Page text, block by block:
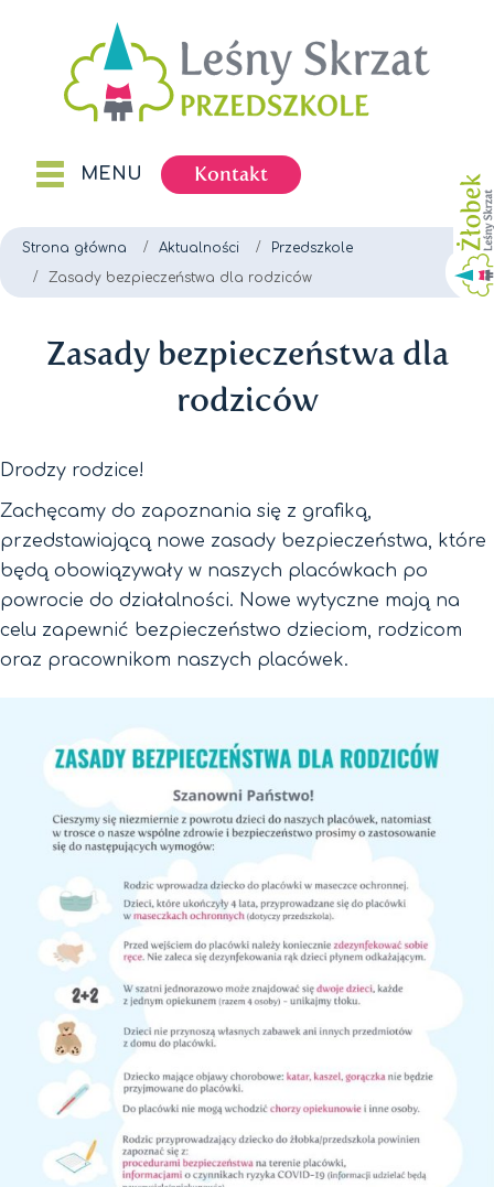
MENU Kontakt
Strona główna Aktualności
Przedszkole
Zasady bezpieczeństwa dla rodziców
Zasady bezpieczeństwa dla
rodziców
Drodzy rodzice!
Zachęcamy do zapoznania się z grafiką,
przedstawiającą nowe zasady bezpieczeństwa, które
będą obowiązywały w naszych placówkach po
powrocie do działalności. Nowe wytyczne mają na
celu zapewnić bezpieczeństwo dzieciom, rodzicom
oraz pracownikom naszych placówek.